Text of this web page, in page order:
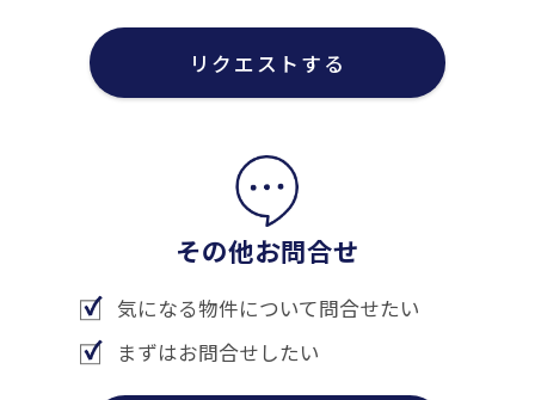
リクエストする
その他お問合せ
気になる物件について問合せたい
まずはお問合せしたい